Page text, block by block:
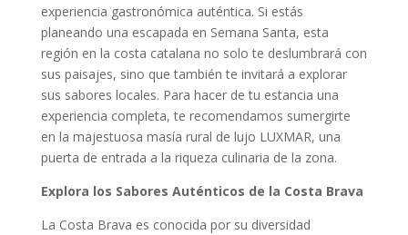
experiencia gastronómica auténtica. Si estás
planeando una escapada en Semana Santa, esta
región en la costa catalana no solo te deslumbrará con
sus paisajes, sino que también te invitará a explorar
sus sabores locales. Para hacer de tu estancia una
experiencia completa, te recomendamos sumergirte
en la majestuosa masía rural de lujo LUXMAR, una
puerta de entrada a la riqueza culinaria de la zona.
Explora los Sabores Auténticos de la Costa Brava
La Costa Brava es conocida por su diversidad